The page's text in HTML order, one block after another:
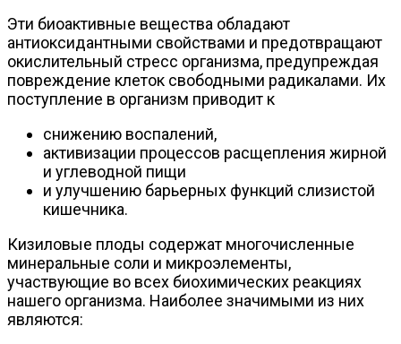
Эти биоактивные вещества обладают
антиоксидантными свойствами и предотвращают
окислительный стресс организма, предупреждая
повреждение клеток свободными радикалами. Их
поступление в организм приводит к
снижению воспалений,
активизации процессов расщепления жирной
и углеводной пищи
и улучшению барьерных функций слизистой
кишечника.
Кизиловые плоды содержат многочисленные
минеральные соли и микроэлементы,
участвующие во всех биохимических реакциях
нашего организма. Наиболее значимыми из них
являются: